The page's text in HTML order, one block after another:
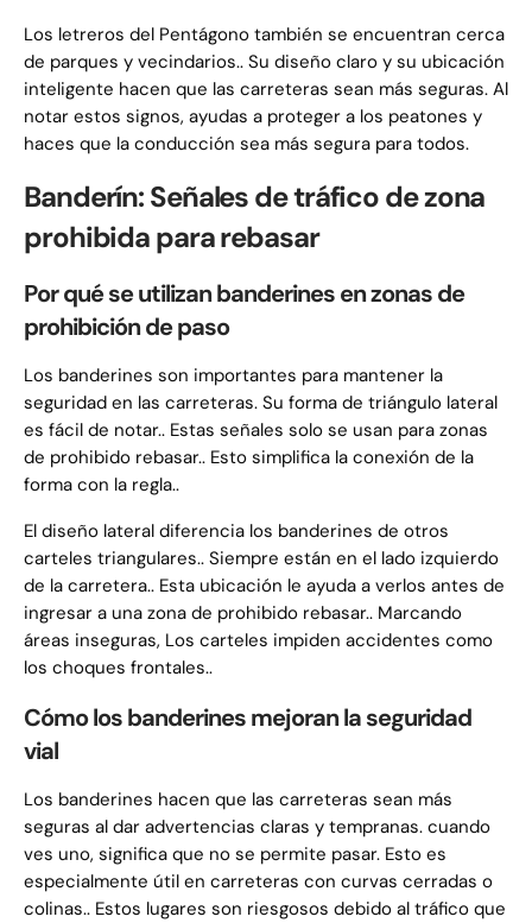
Los letreros del Pentágono también se encuentran cerca
de parques y vecindarios.. Su diseño claro y su ubicación
inteligente hacen que las carreteras sean más seguras. Al
notar estos signos, ayudas a proteger a los peatones y
haces que la conducción sea más segura para todos.
Banderín: Señales de tráfico de zona
prohibida para rebasar
Por qué se utilizan banderines en zonas de
prohibición de paso
Los banderines son importantes para mantener la
seguridad en las carreteras. Su forma de triángulo lateral
es fácil de notar.. Estas señales solo se usan para zonas
de prohibido rebasar.. Esto simplifica la conexión de la
forma con la regla..
El diseño lateral diferencia los banderines de otros
carteles triangulares.. Siempre están en el lado izquierdo
de la carretera.. Esta ubicación le ayuda a verlos antes de
ingresar a una zona de prohibido rebasar.. Marcando
áreas inseguras, Los carteles impiden accidentes como
los choques frontales..
Cómo los banderines mejoran la seguridad
vial
Los banderines hacen que las carreteras sean más
seguras al dar advertencias claras y tempranas. cuando
ves uno, significa que no se permite pasar. Esto es
especialmente útil en carreteras con curvas cerradas o
colinas.. Estos lugares son riesgosos debido al tráfico que